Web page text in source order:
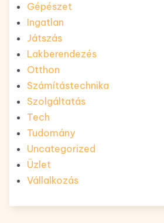
Gépészet
Ingatlan
Játszás
Lakberendezés
Otthon
Számítástechnika
Szolgáltatás
Tech
Tudomány
Uncategorized
Üzlet
Vállalkozás